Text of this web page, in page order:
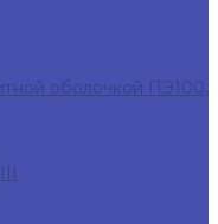
оболочкой ПЭ100,